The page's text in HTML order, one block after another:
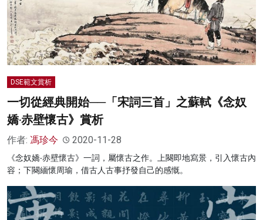
DSE範文賞析
一切從經典開始──「宋詞三首」之蘇軾《念奴
嬌‧赤壁懷古》賞析
作者: 馮珍今 2020-11-28
《念奴嬌‧赤壁懷古》一詞，屬懷古之作。上闋即地寫景，引入懷古內
容；下闋緬懷周瑜，借古人古事抒發自己的感慨。